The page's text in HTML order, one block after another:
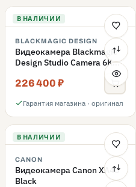
В НАЛИЧИИ
BLACKMAGIC DESIGN
Видеокамера Blackmagic
Design Studio Camera 6K
226 400 ₽
Гарантия магазина · оригинал
В НАЛИЧИИ
CANON
Видеокамера Canon XA40
Black